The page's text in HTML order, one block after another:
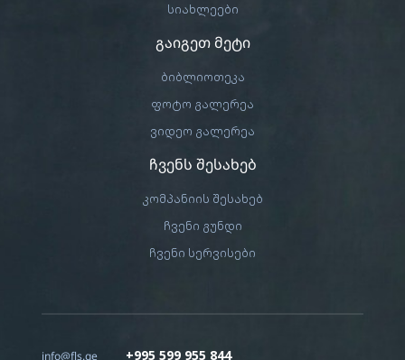
სიახლეები
გაიგეთ მეტი
ბიბლიოთეკა
ფოტო გალერეა
ვიდეო გალერეა
ჩვენს შესახებ
კომპანიის შესახებ
ჩვენი გუნდი
ჩვენი სერვისები
info@fls.ge +995 599 955 844